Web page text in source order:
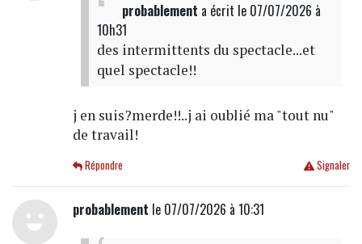
probablement a écrit le 07/07/2026 à
10h31
des intermittents du spectacle...et
quel spectacle!!
j en suis?merde!!..j ai oublié ma "tout nu"
de travail!
Signaler
Répondre
probablement le 07/07/2026 à 10:31